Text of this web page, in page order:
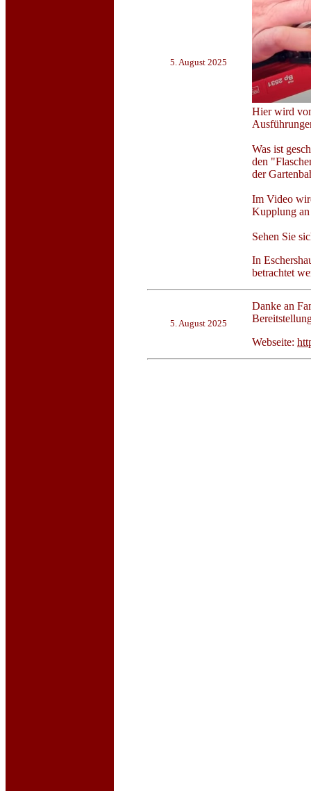
5. August 2025
Hier wird
Was ist
den
der
Im Video
Kupplung an
Sehen Sie
In
betrachtet
5. August 2025
Danke an
Webseite: